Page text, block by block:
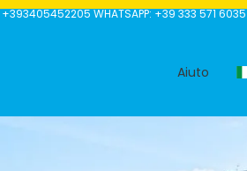
+393405452205 WHATSAPP: +39 333 571 6035
Aiuto